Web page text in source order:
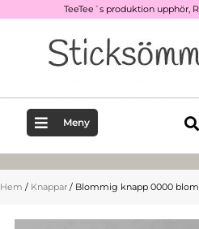
TeeTee´s produktion upphör,
Meny
Hem / Knappar / Blommig knapp 0000